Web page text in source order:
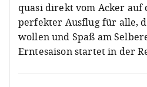
quasi direkt vom Acker auf
perfekter Ausflug für alle,
wollen und Spaß am
Erntesaison startet in der